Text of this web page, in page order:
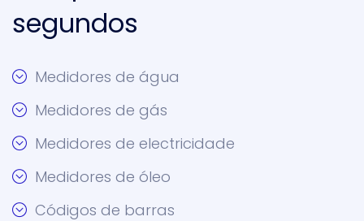
segundos
Medidores de água
Medidores de gás
Medidores de electricidade
Medidores de óleo
Códigos de barras